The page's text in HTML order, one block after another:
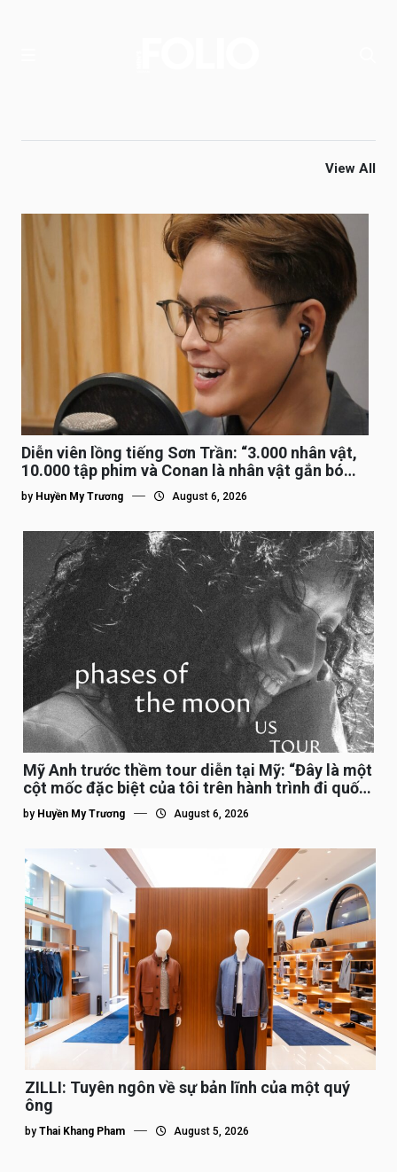
View All
Diễn viên lồng tiếng Sơn Trần: “3.000 nhân vật,
10.000 tập phim và Conan là nhân vật gắn bó
lâu nhất”
by Huyền My Trương August 6, 2026
Mỹ Anh trước thềm tour diễn tại Mỹ: “Đây là một
cột mốc đặc biệt của tôi trên hành trình đi quốc
tế”
by Huyền My Trương August 6, 2026
ZILLI: Tuyên ngôn về sự bản lĩnh của một quý
ông
by Thai Khang Pham August 5, 2026